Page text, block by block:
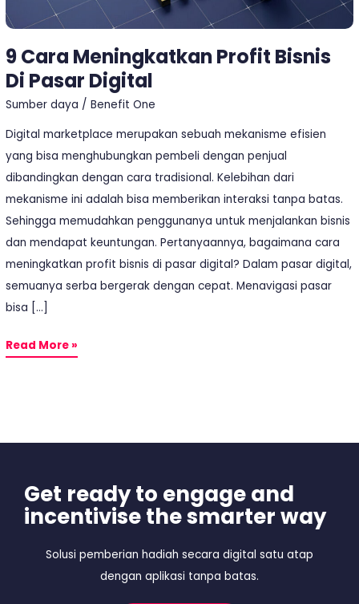
9 Cara Meningkatkan Profit Bisnis
Di Pasar Digital
Sumber daya /Benefit One
Digital marketplace merupakan sebuah mekanisme efisien
yang bisa menghubungkan pembeli dengan penjual
dibandingkan dengan cara tradisional. Kelebihan dari
mekanisme ini adalah bisa memberikan interaksi tanpa batas.
Sehingga memudahkan penggunanya untuk menjalankan bisnis
dan mendapat keuntungan. Pertanyaannya, bagaimana cara
meningkatkan profit bisnis di pasar digital? Dalam pasar digital,
semuanya serba bergerak dengan cepat. Menavigasi pasar
bisa […]
Read More »
Get ready to engage and
incentivise the smarter way
Solusi pemberian hadiah secara digital satu atap
dengan aplikasi tanpa batas.